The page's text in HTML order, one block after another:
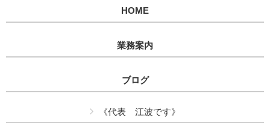
HOME
業務案内
ブログ
《代表 江波です》